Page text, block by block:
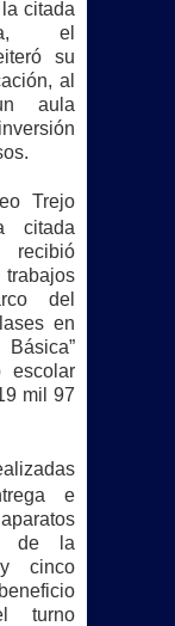
citada
el
su
al
aula
Trejo
citada
del
en
escolar
mil 97
e
de la
cinco
turno